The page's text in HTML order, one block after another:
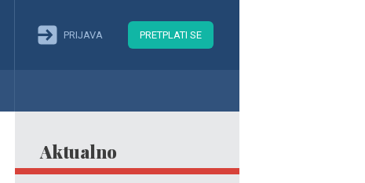
PRIJAVA PRETPLATI SE
Aktualno